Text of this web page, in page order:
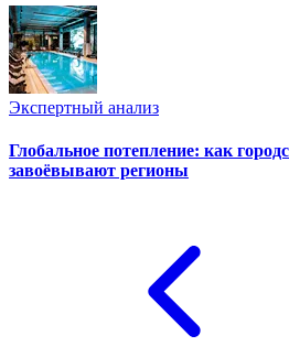
Экспертный анализ
Глобальное потепление: как
завоёвывают регионы